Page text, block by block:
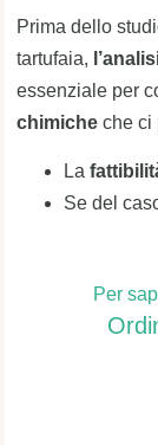
Prima dello
tartufaia,
essenziale per
chimiche che ci
La
Se del
Per